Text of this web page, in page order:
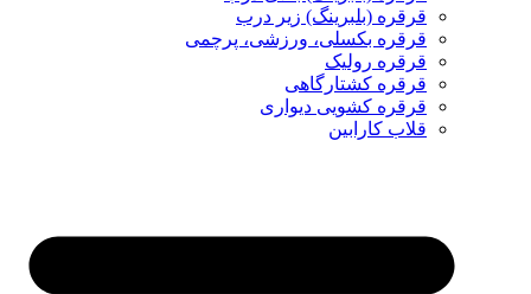
قرقره (بلبرینگ) زیر درب
قرقره بکسلی، ورزشی، پرچمی
قرقره رولیک
قرقره کشتارگاهی
قرقره کشویی دیواری
قلاب کارابین